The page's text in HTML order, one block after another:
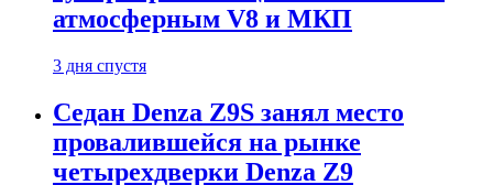
атмосферным V8 и МКП
3 дня спустя
Седан Denza Z9S занял место
провалившейся на рынке
четырехдверки Denza Z9